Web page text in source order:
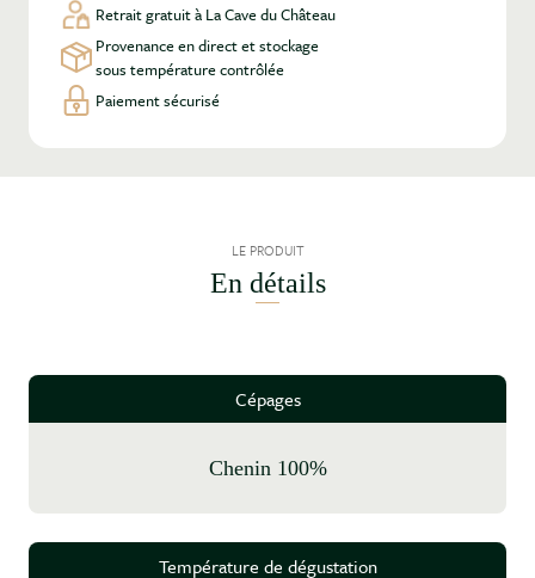
Retrait gratuit à La Cave du Château
Provenance en direct et stockage
sous température contrôlée
Paiement sécurisé
LE PRODUIT
En détails
Cépages
Chenin 100%
Température de dégustation